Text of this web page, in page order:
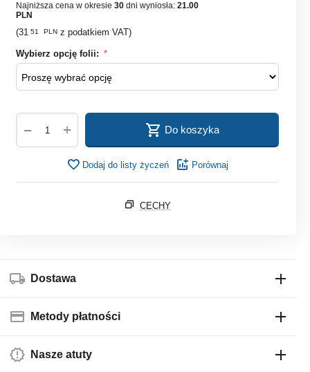
Najniższa cena w okresie 30 dni wyniosła: 21.00
PLN
(31 51 PLN z podatkiem VAT)
Wybierz opcję folii:
+
− Do koszyka
Dodaj do listy życzeń Porównaj
CECHY
Dostawa
Metody płatności
Nasze atuty